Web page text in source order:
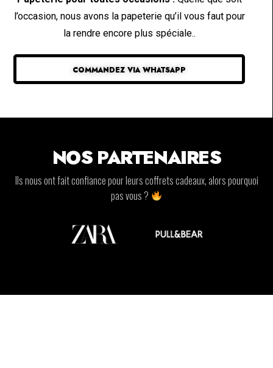
l’occasion, nous avons la papeterie qu’il vous faut pour
la rendre encore plus spéciale..
COMMANDEZ VIA WHATSAPP
NOS PARTENAIRES
Ils nous ont fait confiance pour leurs coffrets cadeaux, alors pourquoi
pas vous ?